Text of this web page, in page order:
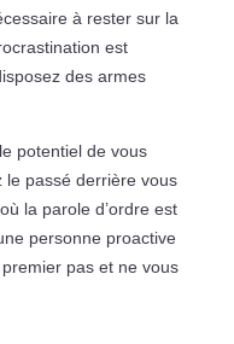
à rester sur la
est
des armes
potentiel de vous
le passé derrière vous
la parole d’ordre est
personne proactive
pas et ne vous